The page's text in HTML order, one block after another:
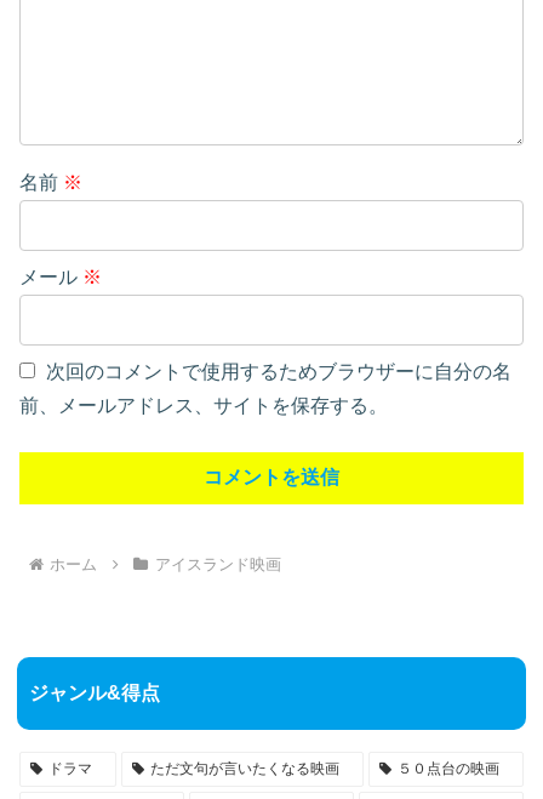
名前 ※
メール ※
次回のコメントで使用するためブラウザーに自分の名
前、メールアドレス、サイトを保存する。
ホーム アイスランド映画
ジャンル&得点
ドラマ ただ文句が言いたくなる映画 ５０点台の映画